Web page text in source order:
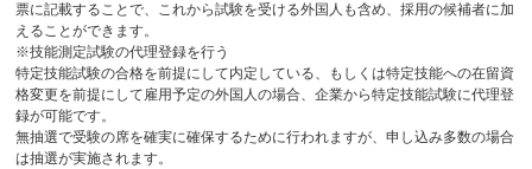
票に記載することで、これから試験を受ける外国人も含め、採用の候補者に加
えることができます。
※技能測定試験の代理登録を行う
特定技能試験の合格を前提にして内定している、もしくは特定技能への在留資
格変更を前提にして雇用予定の外国人の場合、企業から特定技能試験に代理登
録が可能です。
無抽選で受験の席を確実に確保するために行われますが、申し込み多数の場合
は抽選が実施されます。